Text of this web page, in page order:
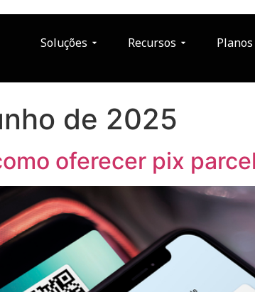
Soluções Recursos Planos
de 2025
oferecer pix